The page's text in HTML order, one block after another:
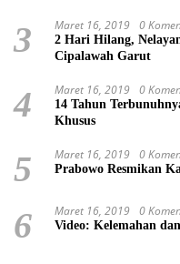
3 Maret 16, 2019 0
2 Hari Hilang,
Cipalawah Garut
4 Maret 16, 2019 0
14 Tahun
Khusus
5 Maret 16, 2019 0
Prabowo Resmikan
6 Maret 16, 2019 0
Video: Kelemahan